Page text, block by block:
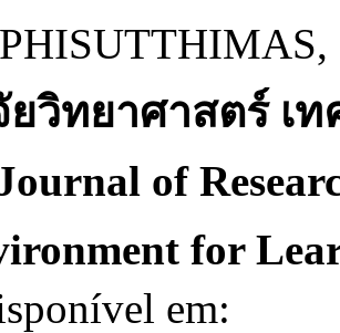
วิทยาศาสตร์ เ
of
for
em: